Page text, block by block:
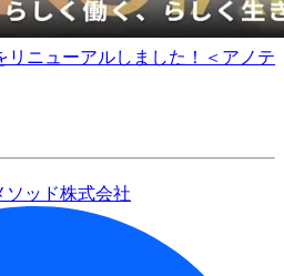
リニューアルしました！＜アノテ
ソッド株式会社